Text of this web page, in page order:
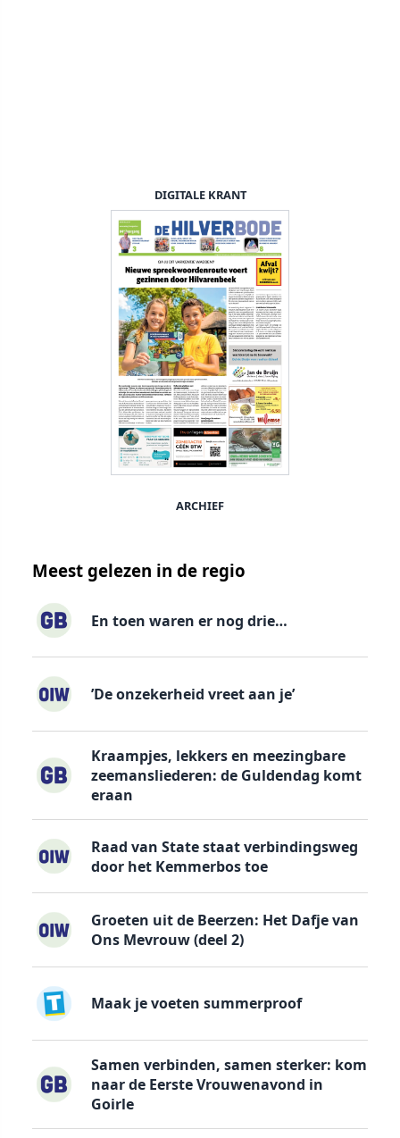
DIGITALE KRANT
ARCHIEF
Meest gelezen in de regio
En toen waren er nog drie…
’De onzekerheid vreet aan je’
Kraampjes, lekkers en meezingbare
zeemansliederen: de Guldendag komt
eraan
Raad van State staat verbindingsweg
door het Kemmerbos toe
Groeten uit de Beerzen: Het Dafje van
Ons Mevrouw (deel 2)
Maak je voeten summerproof
Samen verbinden, samen sterker: kom
naar de Eerste Vrouwenavond in
Goirle